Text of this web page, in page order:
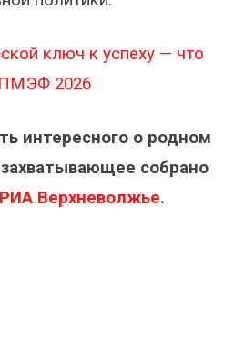
ключ к успеху — что
ПМЭФ 2026
интересного о родном
собрано
РИА Верхневолжье.